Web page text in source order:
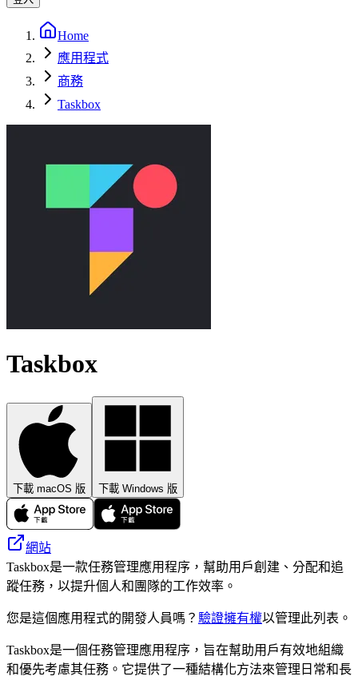
Home
應用程式
商務
Taskbox
Taskbox
下載 macOS 版 下載 Windows 版
網站
Taskbox是一款任務管理應用程序，幫助用戶創建、分配和追
蹤任務，以提升個人和團隊的工作效率。
您是這個應用程式的開發人員嗎？ 驗證擁有權以管理此列表。
Taskbox是一個任務管理應用程序，旨在幫助用戶有效地組織
和優先考慮其任務。它提供了一種結構化方法來管理日常和長